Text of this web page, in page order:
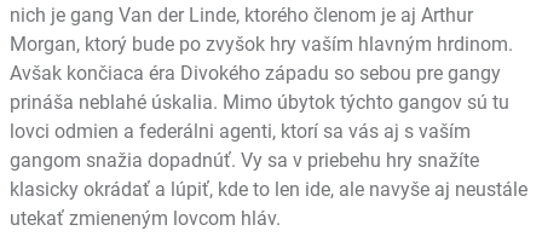
nich je gang Van der Linde, ktorého členom je aj Arthur
Morgan, ktorý bude po zvyšok hry vaším hlavným hrdinom.
Avšak končiaca éra Divokého západu so sebou pre gangy
prináša neblahé úskalia. Mimo úbytok týchto gangov sú tu
lovci odmien a federálni agenti, ktorí sa vás aj s vaším
gangom snažia dopadnúť. Vy sa v priebehu hry snažíte
klasicky okrádať a lúpiť, kde to len ide, ale navyše aj neustále
utekať zmieneným lovcom hláv.